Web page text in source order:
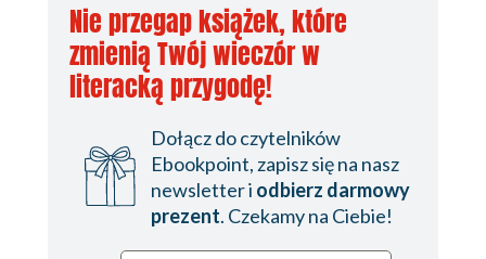
Nie przegap książek, które
zmienią Twój wieczór w
literacką przygodę!
Dołącz do czytelników
Ebookpoint, zapisz się na nasz
newsletter i odbierz darmowy
prezent. Czekamy na Ciebie!